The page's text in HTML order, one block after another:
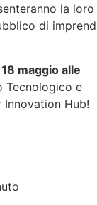
la loro
di
maggio alle
Tecnologico e
Hub!